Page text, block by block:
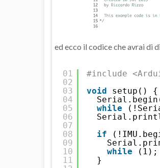
ed ecco il codice che avrai di
01
02
03
04
05
06
07
08
09
10
11
#include
void
setup() {
while
if
while
(1);
}